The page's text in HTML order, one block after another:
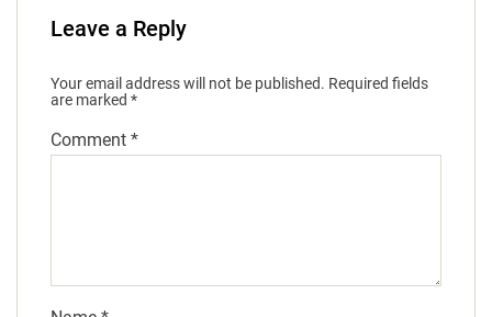
Leave a Reply
Your email address will not be published. Required fields
are marked *
Comment *